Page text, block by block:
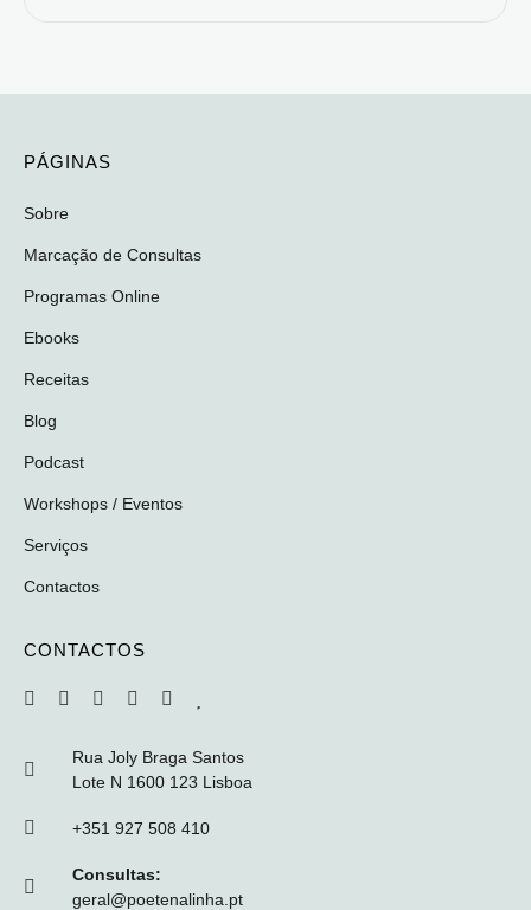
PÁGINAS
Sobre
Marcação de Consultas
Programas Online
Ebooks
Receitas
Blog
Podcast
Workshops / Eventos
Serviços
Contactos
CONTACTOS
Rua Joly Braga Santos
Lote N 1600 123 Lisboa
+351 927 508 410
Consultas:
geral@poetenalinha.pt